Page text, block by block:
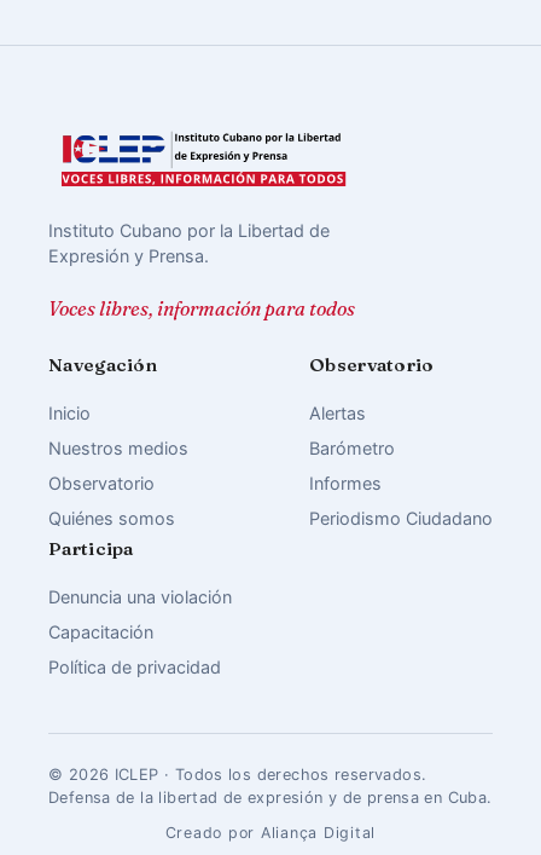
Instituto Cubano por la Libertad de
Expresión y Prensa.
Voces libres, información para todos
Navegación
Inicio
Nuestros medios
Observatorio
Quiénes somos
Observatorio
Alertas
Barómetro
Informes
Periodismo Ciudadano
Participa
Denuncia una violación
Capacitación
Política de privacidad
© 2026 ICLEP · Todos los derechos reservados.
Defensa de la libertad de expresión y de prensa en Cuba.
Creado por Aliança Digital